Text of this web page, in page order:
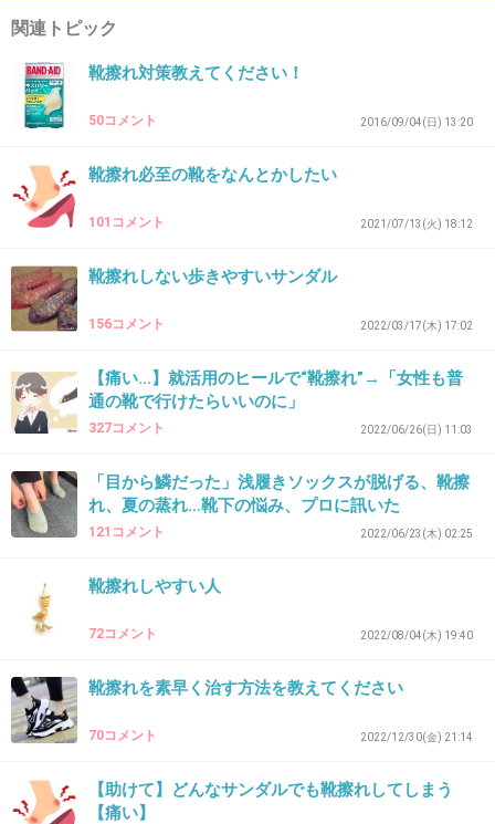
り靴擦れした
私の場合はどうも日によって歩き方が変わってるみたい
靴屋さんは歩き方意識すると膝や腰を痛めるから靴で調整
して普通に歩いた方がいいと言っていたけど、たぶん整体
と思ってる
柔らかくて軽いスニーカーは靴擦れないけどむくみが酷い
んだよなぁ
>>16
学生の頃、冬は長靴って決まりだった(雪国)
後ろから見て、ふくらはぎに擦れたシミがあるとうちの生
徒だなーって一発で分かる程
+1
33. 匿名
>>27
ー、全然靴擦れしないし足も疲れない。
980円の激安スニーカーなのに。
あまりにも良くて自分にも買った。
もう売ってないからダメになったら困る。
関連トピック
靴擦れ対策教えてください！
50コメント 2016/09/04(日) 13:20
靴擦れ必至の靴をなんとかしたい
101コメント 2021/07/13(火) 18:12
靴擦れしない歩きやすいサンダル
156コメント 2022/03/17(木) 17:02
【痛い…】就活用のヒールで“靴擦れ”→「女性も普
通の靴で行けたらいいのに」
327コメント 2022/06/26(日) 11:03
「目から鱗だった」浅履きソックスが脱げる、靴擦
れ、夏の蒸れ…靴下の悩み、プロに訊いた
121コメント 2022/06/23(木) 02:25
靴擦れしやすい人
72コメント 2022/08/04(木) 19:40
靴擦れを素早く治す方法を教えてください
70コメント 2022/12/30(金) 21:14
【助けて】どんなサンダルでも靴擦れしてしまう
【痛い】